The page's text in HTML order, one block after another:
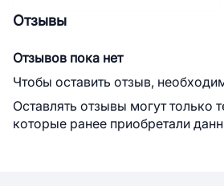
Отзывы
Отзывов пока нет
Чтобы оставить отзыв,
Оставлять отзывы могут только
которые ранее приобретали